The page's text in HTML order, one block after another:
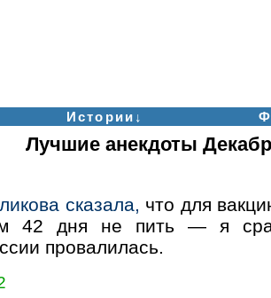
Истории↓
Лучшие анекдоты
сказала, что для
42 дня не пить — я
провалилась.